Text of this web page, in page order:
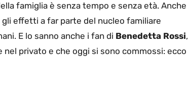
famiglia è senza tempo e senza età. Anche
effetti a far parte del nucleo familiare
E lo sanno anche i fan di Benedetta Rossi,
privato e che oggi si sono commossi: ecco